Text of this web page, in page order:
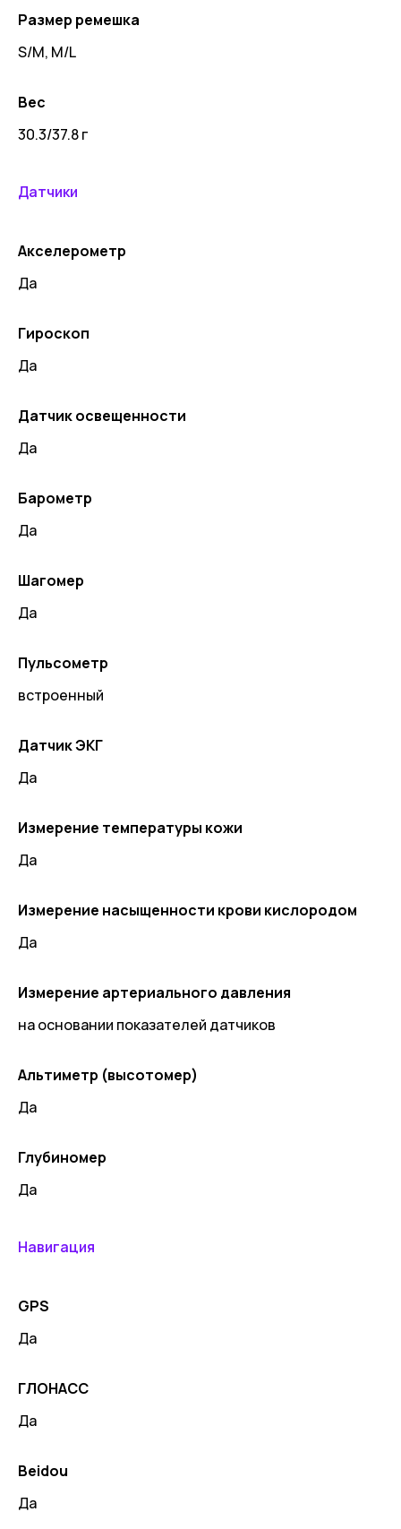
Размер ремешка
S/M, M/L
Вес
30.3/37.8 г
Датчики
Акселерометр
Да
Гироскоп
Да
Датчик освещенности
Да
Барометр
Да
Шагомер
Да
Пульсометр
встроенный
Датчик ЭКГ
Да
Измерение температуры кожи
Да
Измерение насыщенности крови кислородом
Да
Измерение артериального давления
на основании показателей датчиков
Альтиметр (высотомер)
Да
Глубиномер
Да
Навигация
GPS
Да
ГЛОНАСС
Да
Beidou
Да